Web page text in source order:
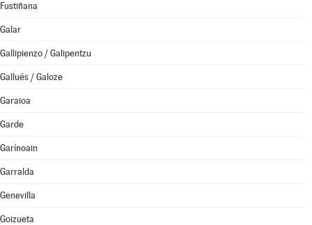
Fustiñana
Galar
Gallipienzo / Galipentzu
Gallués / Galoze
Garaioa
Garde
Garínoain
Garralda
Genevilla
Goizueta